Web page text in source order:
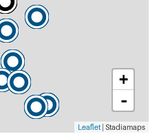
+
-
Leaflet | Stadiamaps